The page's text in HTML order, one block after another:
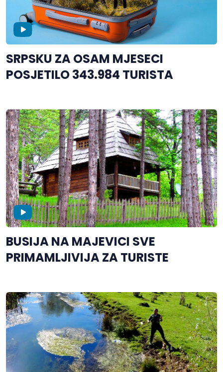
SRPSKU ZA OSAM MJESECI
POSJETILO 343.984 TURISTA
BUSIJA NA MAJEVICI SVE
PRIMAMLJIVIJA ZA TURISTE